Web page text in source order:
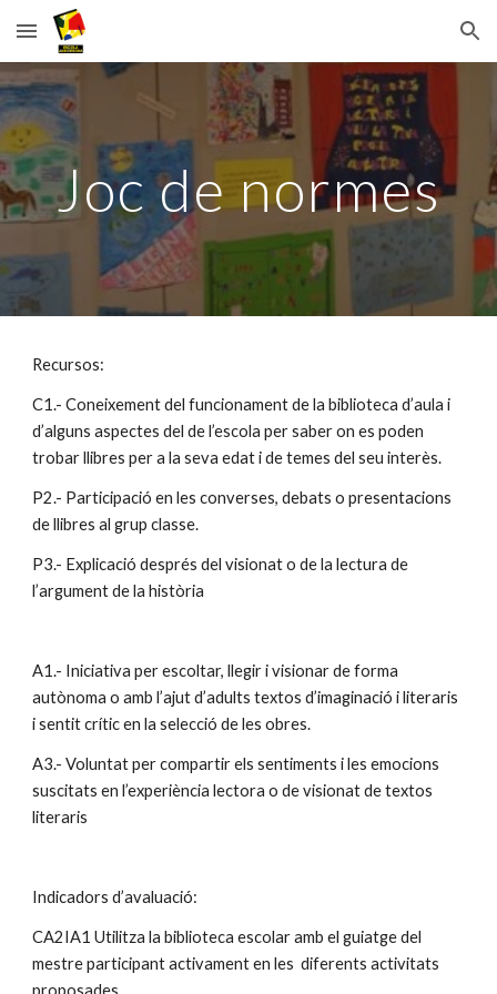
Skip to main content Skip to navigation
Joc de normes
Recursos:
C1.- Coneixement del funcionament de la biblioteca d’aula i
d’alguns aspectes del de l’escola per saber on es poden
trobar llibres per a la seva edat i de temes del seu interès.
P2.- Participació en les converses, debats o presentacions
de llibres al grup classe.
P3.- Explicació després del visionat o de la lectura de
l’argument de la història
A1.- Iniciativa per escoltar, llegir i visionar de forma
autònoma o amb l’ajut d’adults textos d’imaginació i literaris
i sentit crític en la selecció de les obres.
A3.- Voluntat per compartir els sentiments i les emocions
suscitats en l’experiència lectora o de visionat de textos
literaris
Indicadors d’avaluació:
CA2IA1 Utilitza la biblioteca escolar amb el guiatge del
mestre participant activament en les  diferents activitats
proposades